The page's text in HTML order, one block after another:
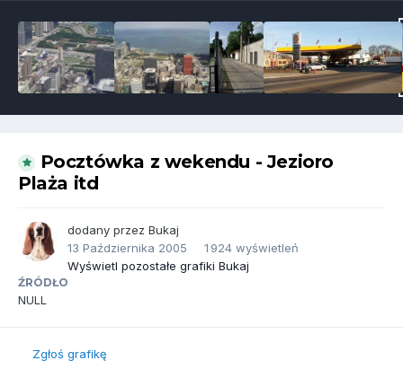
Pocztówka z wekendu - Jezioro
Plaża itd
dodany przez Bukaj
13 Października 2005
1 924 wyświetleń
Wyświetl pozostałe grafiki Bukaj
ŹRÓDŁO
NULL
Zgłoś grafikę